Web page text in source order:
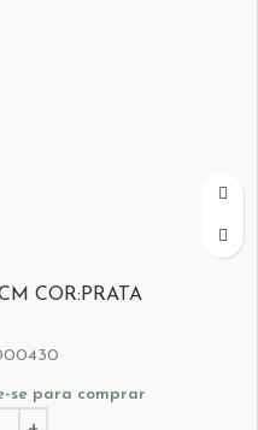
COR:PRATA
se para comprar